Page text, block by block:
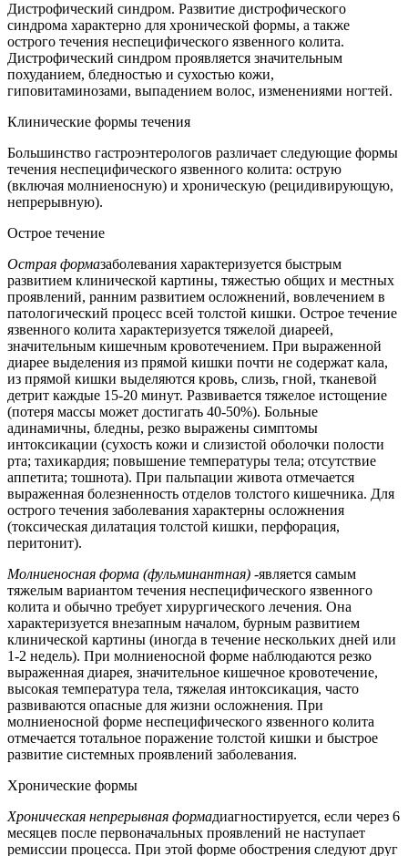
Дистрофический синдром. Развитие дистрофического
синдрома характерно для хронической формы, а также
острого течения неспецифического язвенного колита.
Дистрофический синдром проявляется значительным
похуданием, бледностью и сухостью кожи,
гиповитаминозами, выпадением волос, изменениями ногтей.
Клинические формы течения
Большинство гастроэнтерологов различает следующие формы
течения неспецифического язвенного колита: острую
(включая молниеносную) и хроническую (рецидивирующую,
непрерывную).
Острое течение
Острая формазаболевания характеризуется быстрым
развитием клинической картины, тяжестью общих и местных
проявлений, ранним развитием осложнений, вовлечением в
патологический процесс всей толстой кишки. Острое течение
язвенного колита характеризуется тяжелой диареей,
значительным кишечным кровотечением. При выраженной
диарее выделения из прямой кишки почти не содержат кала,
из прямой кишки выделяются кровь, слизь, гной, тканевой
детрит каждые 15-20 минут. Развивается тяжелое истощение
(потеря массы может достигать 40-50%). Больные
адинамичны, бледны, резко выражены симптомы
интоксикации (сухость кожи и слизистой оболочки полости
рта; тахикардия; повышение температуры тела; отсутствие
аппетита; тошнота). При пальпации живота отмечается
выраженная болезненность отделов толстого кишечника. Для
острого течения заболевания характерны осложнения
(токсическая дилатация толстой кишки, перфорация,
перитонит).
Молниеносная форма (фульминантная) -является самым
тяжелым вариантом течения неспецифического язвенного
колита и обычно требует хирургического лечения. Она
характеризуется внезапным началом, бурным развитием
клинической картины (иногда в течение нескольких дней или
1-2 недель). При молниеносной форме наблюдаются резко
выраженная диарея, значительное кишечное кровотечение,
высокая температура тела, тяжелая интоксикация, часто
развиваются опасные для жизни осложнения. При
молниеносной форме неспецифического язвенного колита
отмечается тотальное поражение толстой кишки и быстрое
развитие системных проявлений заболевания.
Хронические формы
Хроническая непрерывная формадиагностируется, если через 6
месяцев после первоначальных проявлений не наступает
ремиссии процесса. При этой форме обострения следуют друг